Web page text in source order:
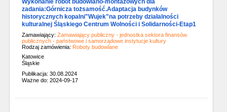
Wykonanie robót budowlano-montażowych dla
zadania:Górnicza tożsamość.Adaptacja budynków
historycznych kopalni"Wujek"na potrzeby działalności
kulturalnej Śląskiego Centrum Wolności i Solidarności-Etap1
Zamawiający: Zamawiający publiczny - jednostka sektora finansów
publicznych - państwowe i samorządowe instytucje kultury
Rodzaj zamówienia: Roboty budowlane
Katowice
Śląskie
Publikacja: 30.08.2024
Ważne do: 2024-09-17